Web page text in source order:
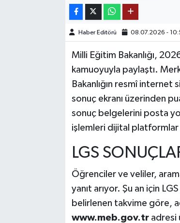
Haber Editörü 08.07.2026 -
Milli Eğitim Bakanlığı,
kamuoyuyla paylaştı.
Bakanlığın resmî internet
sonuç ekranı üzerinden
sonuç belgelerini posta
işlemleri dijital
LGS
Öğrenciler ve veliler,
yanıt arıyor. Şu an için
belirlenen takvime göre,
www.meb.gov.tradresi
KÜLTÜR SANAT